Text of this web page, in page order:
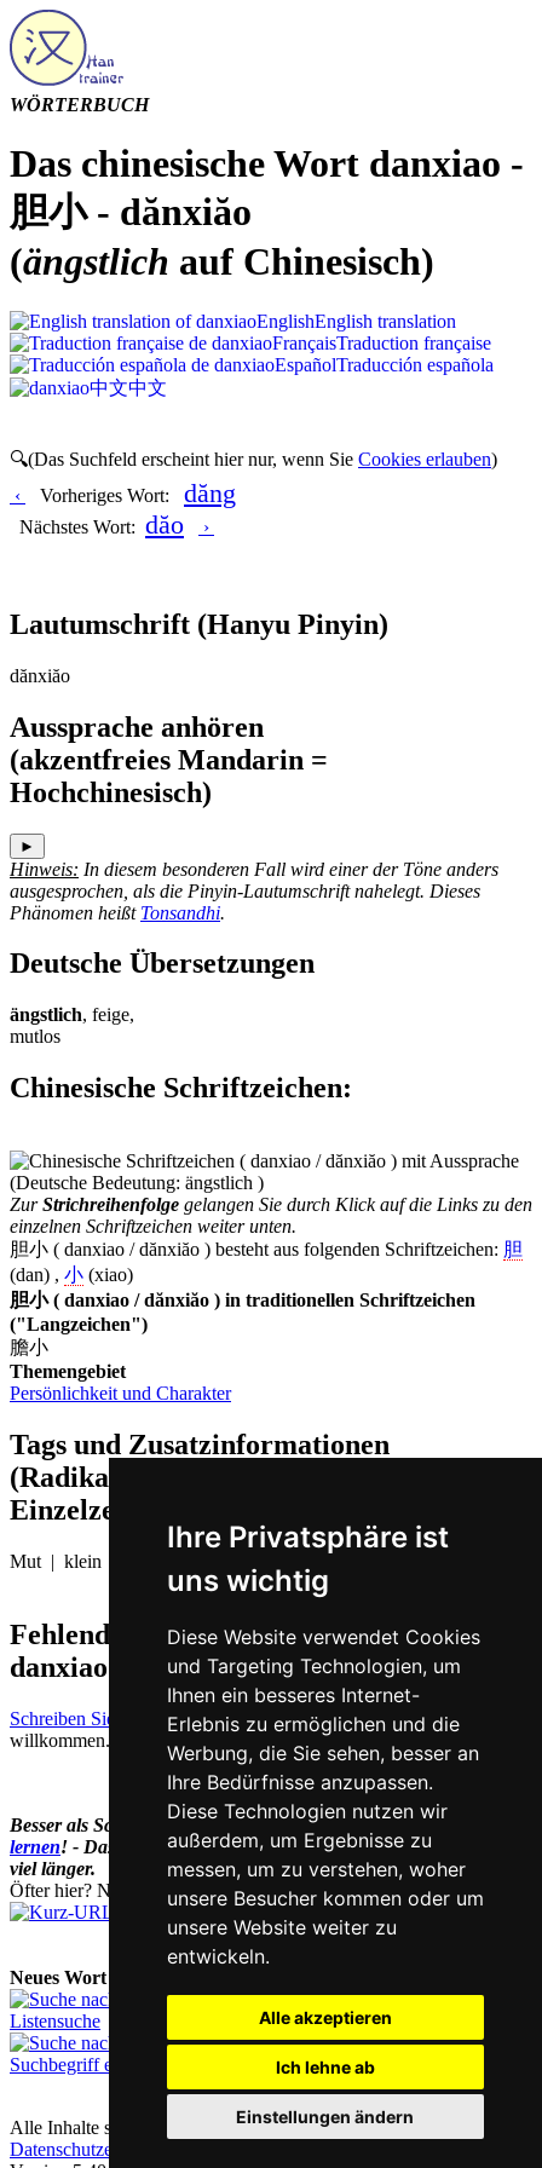
Ihre Privatsphäre ist
uns wichtig
Diese Website verwendet Cookies
und Targeting Technologien, um
Ihnen ein besseres Internet-
Erlebnis zu ermöglichen und die
Werbung, die Sie sehen, besser an
Ihre Bedürfnisse anzupassen.
Diese Technologien nutzen wir
außerdem, um Ergebnisse zu
messen, um zu verstehen, woher
unsere Besucher kommen oder um
unsere Website weiter zu
entwickeln.
Alle akzeptieren
Ich lehne ab
Einstellungen ändern
WÖRTERBUCH
Das chinesische Wort danxiao -
胆小 - dănxiăo
(ängstlich auf Chinesisch)
EnglishEnglish translation
FrançaisTraduction française
EspañolTraducción española
中文中文
🔍(Das Suchfeld erscheint hier nur, wenn Sie Cookies erlauben)
‹
Vorheriges Wort: dăng
Nächstes Wort: dăo ›
Lautumschrift (Hanyu Pinyin)
dănxiăo
Aussprache anhören
(akzentfreies Mandarin =
Hochchinesisch)
►
Hinweis: In diesem besonderen Fall wird einer der Töne anders
ausgesprochen, als die Pinyin-Lautumschrift nahelegt. Dieses
Phänomen heißt Tonsandhi.
Deutsche Übersetzungen
ängstlich, feige,
mutlos
Chinesische Schriftzeichen:
ZurStrichreihenfolge gelangen Sie durch Klick auf die Links zu den
einzelnen Schriftzeichen weiter unten.
胆小 ( danxiao / dănxiăo ) besteht aus folgenden Schriftzeichen: 胆
(dan) , 小 (xiao)
胆小 ( danxiao / dănxiăo ) in traditionellen Schriftzeichen
("Langzeichen")
膽小
Themengebiet
Persönlichkeit und Charakter
Tags und Zusatzinformationen
(Radikale, Bedeutungen von
Einzelzeichen, Komposita etc.)
Mut | klein
Fehlende oder falsche Übersetzung für
danxiao auf Deutsch melden
Schreiben Sie uns!
Ihr Feedback und konstruktive Kritik sind stets
willkommen.
Besser als Schriftzeichen nachschlagen:Online Chinesisch
lernen! - Das dauert dank visueller Merkhilfen gar nicht mal so
viel länger.
Öfter hier? Nutzen Sie unsereKurz-URL chi.nesis.ch
Neues Wort nachschlagen:
Listensuche
Suchbegriff eingeben
Alle Inhalte sind urheberrechtlich geschützt | Kontakt & Impressum
Datenschutzerklärung